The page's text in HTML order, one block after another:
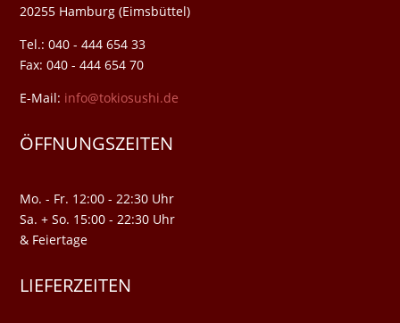
20255 Hamburg (Eimsbüttel)
Tel.: 040 - 444 654 33
Fax: 040 - 444 654 70
E-Mail: info@tokiosushi.de
ÖFFNUNGSZEITEN
Mo. - Fr. 12:00 - 22:30 Uhr
Sa. + So. 15:00 - 22:30 Uhr
& Feiertage
LIEFERZEITEN